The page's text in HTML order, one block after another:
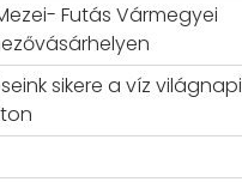
Futás Vármegyei
sikere a víz világnapi